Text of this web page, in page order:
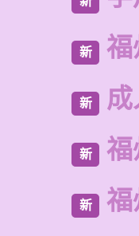
新 福
新
新 福
新 福